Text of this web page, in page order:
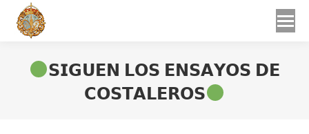
𝗦𝗜𝗚𝗨𝗘𝗡 𝗟𝗢𝗦 𝗘𝗡𝗦𝗔𝗬𝗢𝗦 𝗗𝗘
𝗖𝗢𝗦𝗧𝗔𝗟𝗘𝗥𝗢𝗦⁣